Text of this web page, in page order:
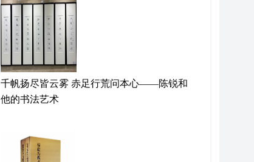
千帆扬尽皆云雾 赤足行荒问本心——陈锐和
他的书法艺术